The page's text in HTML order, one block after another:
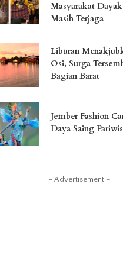
Masyarakat
Masih Terjaga
Liburan
Osi, Surga
Bagian Barat
Jember Fashion
Daya Saing
– Advertisement –